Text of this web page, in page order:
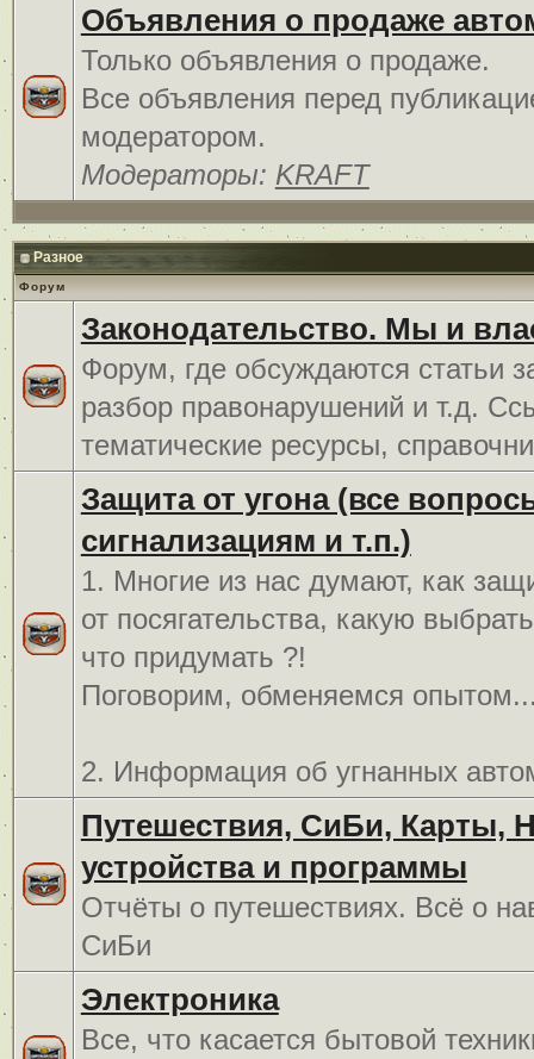
Объявления о продаже
Только объявления о продаже.
Все объявления перед
модератором.
Модераторы: KRAFT
Разное
Форум
Законодательство. Мы и
Форум, где обсуждаются статьи
разбор правонарушений и т.д.
тематические ресурсы,
Защита от угона (все
сигнализациям и т.п.)
1. Многие из нас думают, как
от посягательства, какую
что придумать ?!
Поговорим, обменяемся
2. Информация об угнанных
Путешествия, СиБи, Карты,
устройства и программы
Отчёты о путешествиях. Всё о
СиБи
Электроника
Все, что касается бытовой